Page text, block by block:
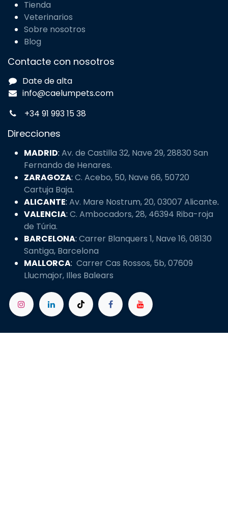
Enlaces de Interés
Inicio
Tienda
Veterinarios
Sobre nosotros
Contacte con nosotros
Date de alta
+34 91 993 15 38
Direcciones
MADRID:Av. de Castilla 32, Nave 29, 28830 San
Fernando de Henares.
ZARAGOZA:C. Acebo, 50, Nave 66, 50720
Cartuja Baja
ALICANTE:Av. Mare Nostrum, 20, 03007 Alicante
VALENCIA:C. Ambocadors, 28, 46394 Riba-roja
de Túria.
BARCELONA:Carrer Blanquers 1, Nave 16, 08130
Santiga, Barcelona
MALLORCA:Carrer Cas Rossos, 5b, 07609
Llucmajor, Illes Balears